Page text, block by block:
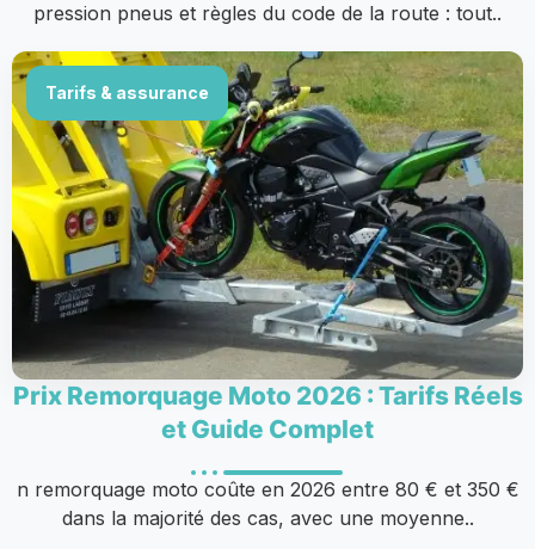
pression pneus et règles du code de la route : tout..
Tarifs & assurance
Prix Remorquage Moto 2026 : Tarifs Réels
et Guide Complet
n remorquage moto coûte en 2026 entre 80 € et 350 €
dans la majorité des cas, avec une moyenne..